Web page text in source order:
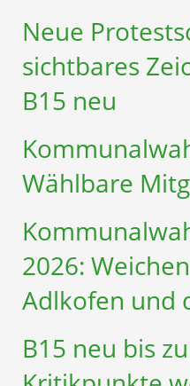
Neue
sichtbares
B15 neu
Wählbare
2026:
Adlkofen und
B15 neu bis